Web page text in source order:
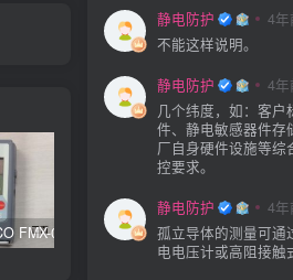
SIMCO FMX-003/004测试仪器真假辨别 KN95/N95医用口罩与静电的秘密关系
静电防护 4年
不能这样说明。
静电防护 4年
几个纬度，如：客户
件、静电敏感器件存
厂自身硬件设施等综
控要求。
静电防护 4年
孤立导体的测量可通
电电压计或高阻接触